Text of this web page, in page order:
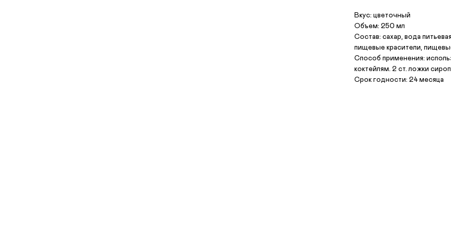
Вкус: цветочный
Объем: 250 мл
Состав: сахар, вода
пищевые красители,
Способ применения:
коктейлям. 2 ст. ложки
Срок годности: 24 месяца